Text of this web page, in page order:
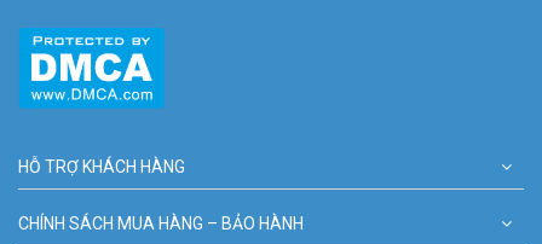
HỖ TRỢ KHÁCH HÀNG
CHÍNH SÁCH MUA HÀNG – BẢO HÀNH